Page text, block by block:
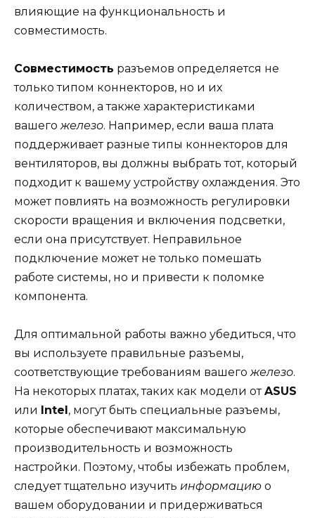
влияющие на функциональность и
совместимость.
Совместимость разъемов определяется не
только типом коннекторов, но и их
количеством, а также характеристиками
вашегожелезо. Например, если ваша плата
поддерживает разные типы коннекторов для
вентиляторов, вы должны выбрать тот, который
подходит к вашему устройству охлаждения. Это
может повлиять на возможность регулировки
скорости вращения и включения подсветки,
если она присутствует. Неправильное
подключение может не только помешать
работе системы, но и привести к поломке
компонента.
Для оптимальной работы важно убедиться, что
вы используете правильные разъемы,
соответствующие требованиям вашегожелезо.
На некоторых платах, таких как модели отASUS
или
Intel , могут быть специальные разъемы,
которые обеспечивают максимальную
производительность и возможность
настройки. Поэтому, чтобы избежать проблем,
следует тщательно изучить информацию о
вашем оборудовании и придерживаться